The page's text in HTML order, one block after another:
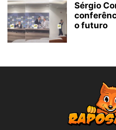
Sérgio
o futuro